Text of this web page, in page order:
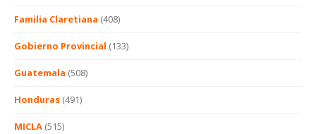
Familia Claretiana (408)
Gobierno Provincial (133)
Guatemala (508)
Honduras (491)
MICLA (515)